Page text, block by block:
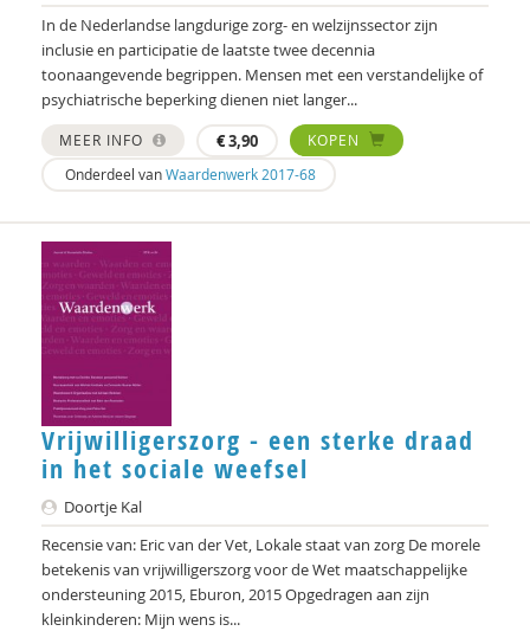
In de Nederlandse langdurige zorg- en welzijnssector zijn
inclusie en participatie de laatste twee decennia
toonaangevende begrippen. Mensen met een verstandelijke of
psychiatrische beperking dienen niet langer...
MEER INFO €3,90
KOPEN
Onderdeel vanWaardenwerk 2017-68
Vrijwilligerszorg - een sterke draad
in het sociale weefsel
Doortje Kal
Recensie van: Eric van der Vet, Lokale staat van zorg De morele
betekenis van vrijwilligerszorg voor de Wet maatschappelijke
ondersteuning 2015, Eburon, 2015 Opgedragen aan zijn
kleinkinderen: Mijn wens is...